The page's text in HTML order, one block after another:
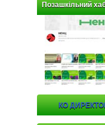
Позашкільний
КО